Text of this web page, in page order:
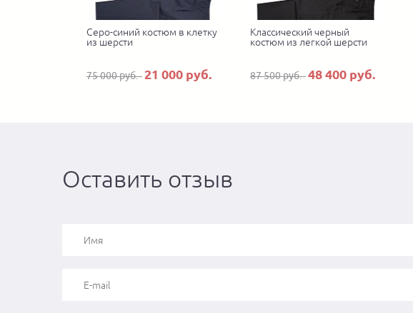
Серо-синий костюм в клетку
из шерсти
75 000 руб. 21 000 руб.
Классический черный
костюм из легкой шерсти
87 500 руб.48 400 руб.
Оставить отзыв